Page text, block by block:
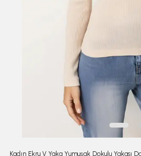
Kadın Ekru V Yaka Yumuşak Dokulu Yakası